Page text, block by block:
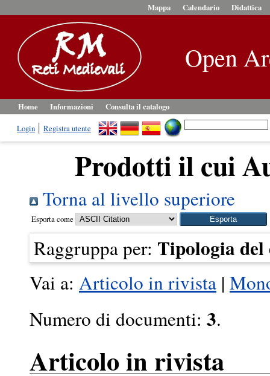
Mappa Calendario Didattica
Open
Home Informazioni
Consulta il catalogo
Login
Registra utente
Prodotti il cui
Torna al livello superiore
Esporta come
Raggruppa per: Tipologia del
Vai a: Articolo in rivista |
Numero di documenti: 3.
Articolo in rivista